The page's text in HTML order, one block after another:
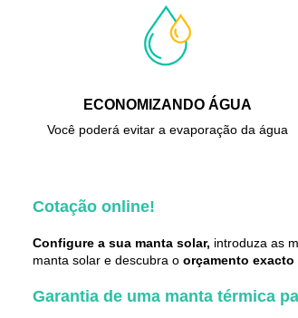
ECONOMIZANDO ÁGUA
Você poderá evitar a evaporação da água
Cotação online!
Configure a sua manta solar, introduza as
manta solar e descubra o orçamento exacto
Garantia de uma manta térmica